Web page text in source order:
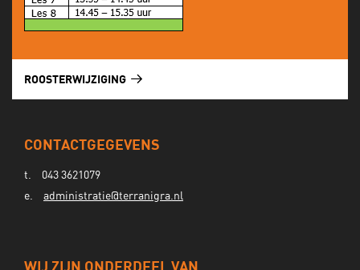
ROOSTERWIJZIGING
CONTACTGEGEVENS
t.
043 3621079
e.
administratie@terranigra.nl
WIJ ZIJN ONDERDEEL VAN